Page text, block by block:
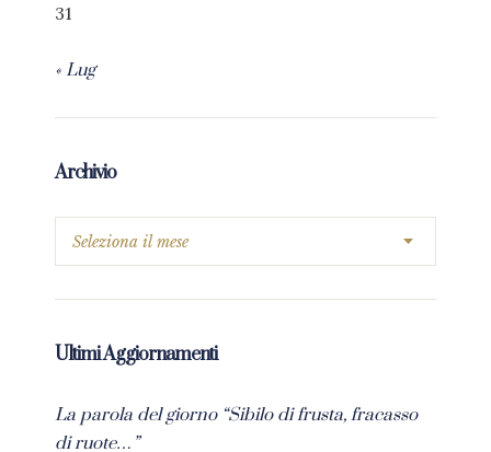
31
« Lug
Archivio
Ultimi Aggiornamenti
La parola del giorno “Sibilo di frusta, fracasso
di ruote…”